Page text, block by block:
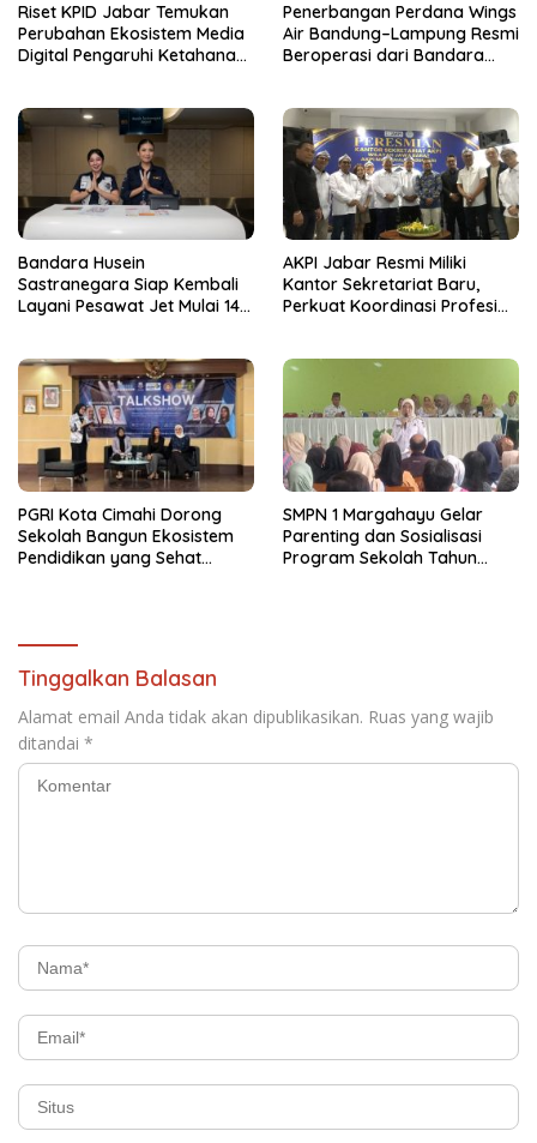
Riset KPID Jabar Temukan
Perubahan Ekosistem Media
Digital Pengaruhi Ketahanan
Penerbangan Perdana Wings
Air Bandung–Lampung Resmi
Beroperasi dari Bandara
Bandara Husein
Sastranegara Siap Kembali
Layani Pesawat Jet Mulai 14
AKPI Jabar Resmi Miliki
Kantor Sekretariat Baru,
Perkuat Koordinasi Profesi
PGRI Kota Cimahi Dorong
Sekolah Bangun Ekosistem
Pendidikan yang Sehat
SMPN 1 Margahayu Gelar
Parenting dan Sosialisasi
Program Sekolah Tahun
Tinggalkan Balasan
Alamat email Anda tidak akan dipublikasikan. Ruas yang wajib
ditandai *